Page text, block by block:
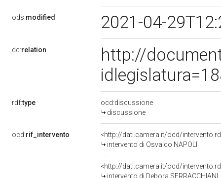
ods:modified 2021-04-
dc:relation
http://
rdf:type
ocd:discussione
discussione
ocd:rif_intervento
<http://dati.camera.it/ocd/
intervento di Osvaldo NAPOLI
<http://dati.camera.it/ocd/
intervento di Debora SERRACCHIANI